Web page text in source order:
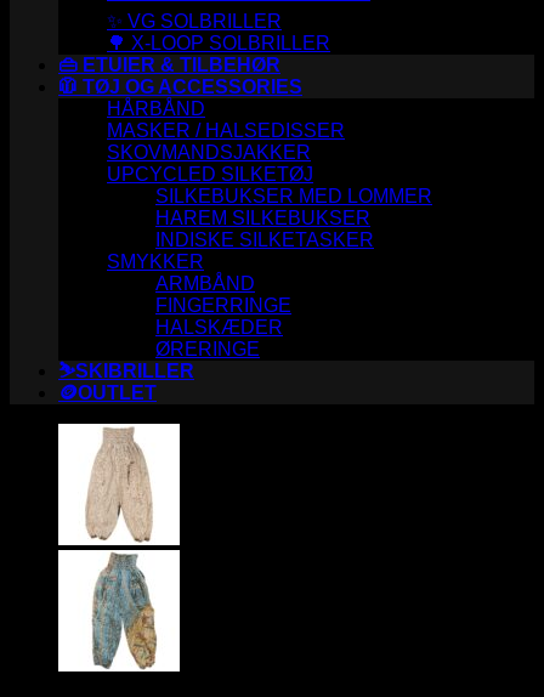
✨ VG SOLBRILLER
🌳 X-LOOP SOLBRILLER
👜 ETUIER & TILBEHØR
🧥 TØJ OG ACCESSORIES
HÅRBÅND
MASKER / HALSEDISSER
SKOVMANDSJAKKER
UPCYCLED SILKETØJ
SILKEBUKSER MED LOMMER
HAREM SILKEBUKSER
INDISKE SILKETASKER
SMYKKER
ARMBÅND
FINGERRINGE
HALSKÆDER
ØRERINGE
⛷️SKIBRILLER
🪙OUTLET